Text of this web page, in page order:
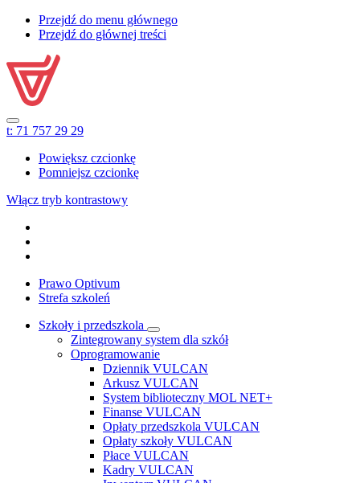
Przejdź do menu głównego
Przejdź do głównej treści
t: 71 757 29 29
Powiększ czcionkę
Pomniejsz czcionkę
Włącz tryb kontrastowy
Prawo Optivum
Strefa szkoleń
Szkoły i przedszkola
Zintegrowany system dla szkół
Oprogramowanie
Dziennik VULCAN
Arkusz VULCAN
System biblioteczny MOL NET+
Finanse VULCAN
Opłaty przedszkola VULCAN
Opłaty szkoły VULCAN
Płace VULCAN
Kadry VULCAN